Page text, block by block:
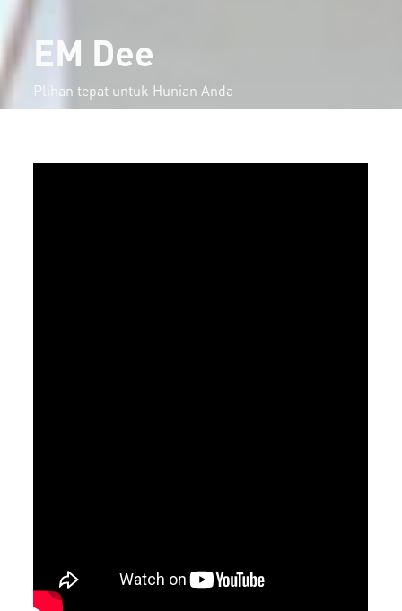
EM Dee
Plihan tepat untuk Hunian Anda